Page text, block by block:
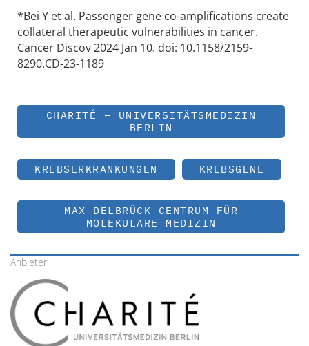
*Bei Y et al. Passenger gene co-amplifications create
collateral therapeutic vulnerabilities in cancer.
Cancer Discov 2024 Jan 10. doi: 10.1158/2159-
8290.CD-23-1189
CHARITÉ – UNIVERSITÄTSMEDIZIN
BERLIN
KREBSERKRANKUNGEN KREBSGENE
MAX DELBRÜCK CENTRUM FÜR
MOLEKULARE MEDIZIN
Anbieter